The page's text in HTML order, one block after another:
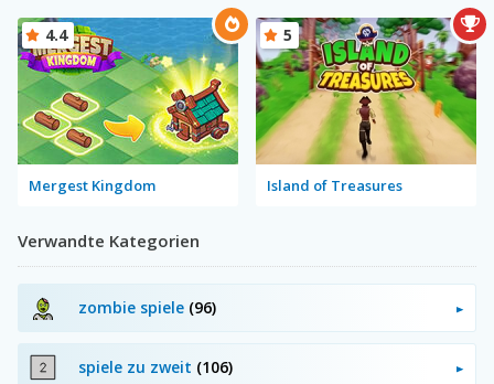
Mergest Kingdom
4.4
Island of Treasures
5
Verwandte Kategorien
zombie spiele (96)
spiele zu zweit (106)